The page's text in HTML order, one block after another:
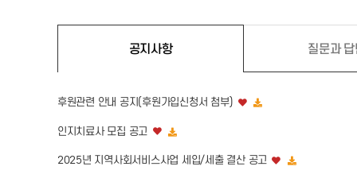
공지사항 질문과
후원관련 안내 공지(후원가입신청서 첨부)
인지치료사 모집 공고
2025년 지역사회서비스사업 세입/세출 결산 공고